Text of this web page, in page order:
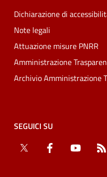
Dichiarazione di
Note legali
Attuazione misure PNRR
Amministrazione
Archivio Amministrazione
SEGUICI SU
Twitter
Facebook YouTube